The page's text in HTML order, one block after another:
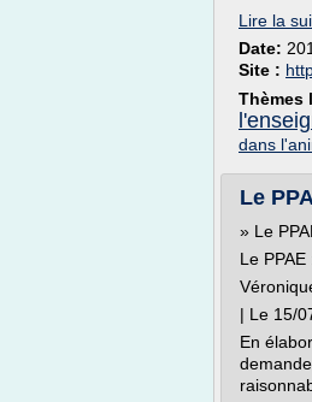
Lire la
Date:
Site :
Thèmes
dans
Le
» Le
Le
| Le 15/
En